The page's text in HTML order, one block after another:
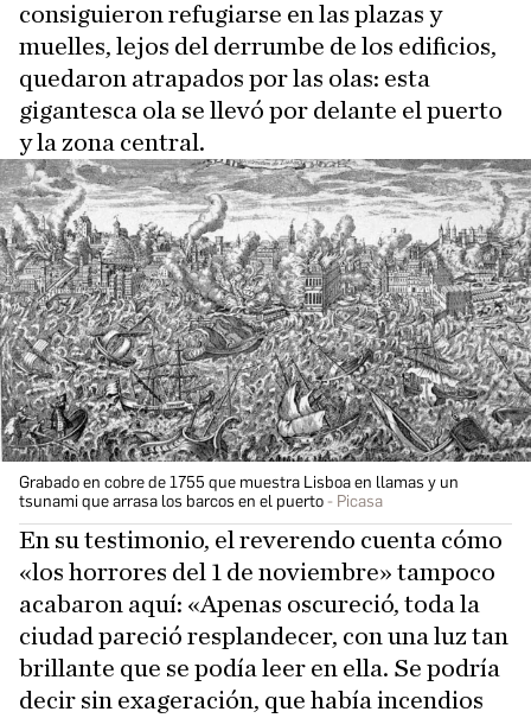
consiguieron refugiarse en las plazas y
muelles, lejos del derrumbe de los edificios,
quedaron atrapados por las olas: esta
gigantesca ola se llevó por delante el puerto
y la zona central.
Grabado en cobre de 1755 que muestra Lisboa en llamas y un
tsunami que arrasa los barcos en el puerto
Picasa
En su testimonio, el reverendo cuenta cómo
«los horrores del 1 de noviembre» tampoco
acabaron aquí: «Apenas oscureció, toda la
ciudad pareció resplandecer, con una luz tan
brillante que se podía leer en ella. Se podría
decir sin exageración, que había incendios